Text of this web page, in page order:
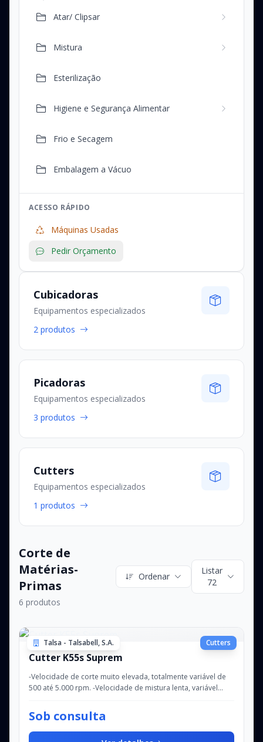
Atar/ Clipsar
Mistura
Esterilização
Higiene e Segurança Alimentar
Frio e Secagem
Embalagem a Vácuo
ACESSO RÁPIDO
Máquinas Usadas
Pedir Orçamento
Cubicadoras
Equipamentos especializados
2 produtos
Picadoras
Equipamentos especializados
3 produtos
Cutters
Equipamentos especializados
1 produtos
Corte de
Matérias-
Primas
6 produtos
Ordenar
Listar
72
Talsa - Talsabell, S.A. Cutters
Cutter K55s Suprem
-Velocidade de corte muito elevada, totalmente variável de
500 até 5.000 rpm. -Velocidade de mistura lenta, variável
Sob consulta